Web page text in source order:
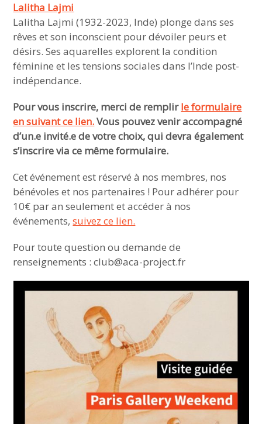
Lalitha Lajmi
Lalitha Lajmi (1932-2023, Inde) plonge dans ses
rêves et son inconscient pour dévoiler peurs et
désirs. Ses aquarelles explorent la condition
féminine et les tensions sociales dans l’Inde post-
indépendance.
Pour vous inscrire, merci de remplirle formulaire
en suivant ce lien.Vous pouvez venir accompagné
d’un.e invité.e de votre choix, qui devra également
s’inscrire via ce même formulaire.
Cet événement est réservé à nos membres, nos
bénévoles et nos partenaires ! Pour adhérer pour
10€ par an seulement et accéder à nos
événements,suivez ce lien.
Pour toute question ou demande de
renseignements : club@aca-project.fr